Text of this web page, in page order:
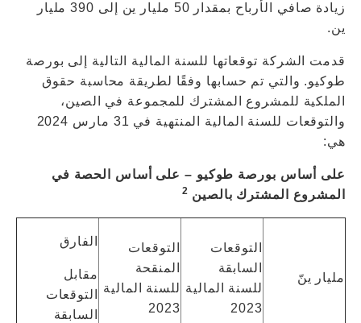
زيادة صافي الأرباح بمقدار 50 مليار ين إلى 390 مليار
ين.
قدمت الشركة توقعاتها للسنة المالية التالية إلى بورصة
طوكيو. والتي تم حسابها وفقًا لطريقة محاسبة حقوق
الملكية للمشروع المشترك للمجموعة في الصين،
والتوقعات للسنة المالية المنتهية في 31 مارس 2024
هي:
على أساس بورصة طوكيو – على أساس الحصة في
المشروع المشترك بالصين
مليار ينّ
التوقعات
السابقة
للسنة المالية
2023
التوقعات
المنقحة
للسنة المالية
2023
الفارق
مقابل
التوقعات
السابقة